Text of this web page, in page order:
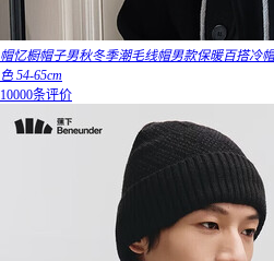
帽忆橱帽子男秋冬季潮毛线帽男款保暖百搭冷
色 54-65cm
10000条评价